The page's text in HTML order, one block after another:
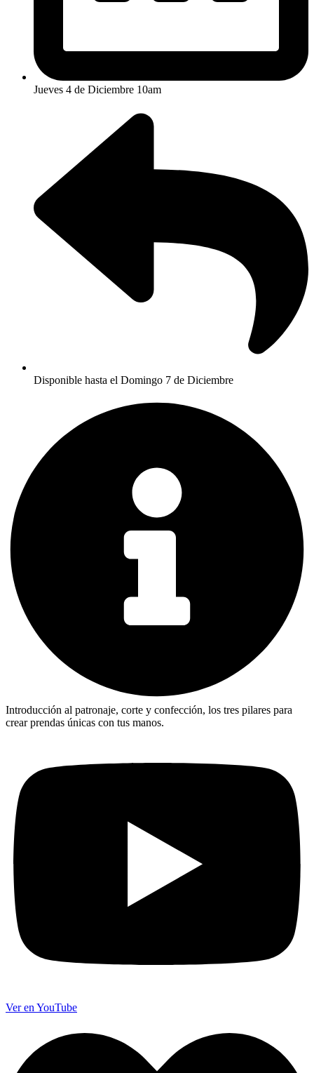
Jueves 4 de Diciembre 10am
Disponible hasta el Domingo 7 de Diciembre
Introducción al patronaje, corte y confección, los tres pilares para
crear prendas únicas con tus manos.
Ver en YouTube